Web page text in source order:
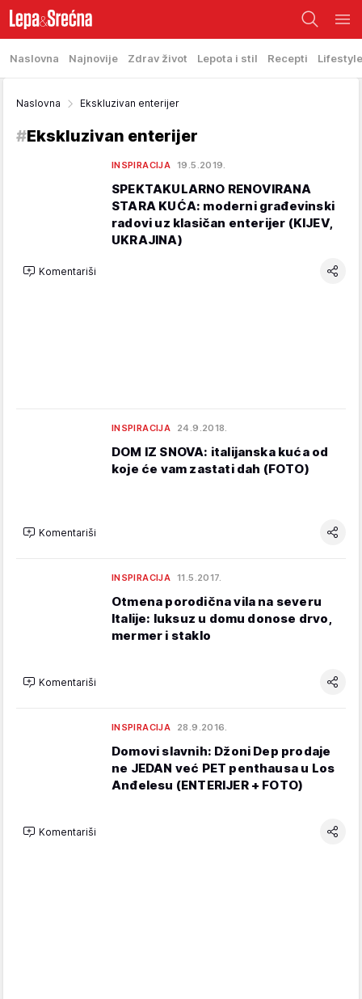
Naslovna Najnovije Zdrav život Lepota i stil Recepti Lifestyle
Naslovna Ekskluzivan enterijer
#Ekskluzivan enterijer
INSPIRACIJA 19.5.2019.
SPEKTAKULARNO RENOVIRANA
STARA KUĆA: moderni građevinski
radovi uz klasičan enterijer (KIJEV,
UKRAJINA)
Komentariši
INSPIRACIJA 24.9.2018.
DOM IZ SNOVA: italijanska kuća od
koje će vam zastati dah (FOTO)
Komentariši
INSPIRACIJA 11.5.2017.
Otmena porodična vila na severu
Italije: luksuz u domu donose drvo,
mermer i staklo
Komentariši
INSPIRACIJA 28.9.2016.
Domovi slavnih: Džoni Dep prodaje
ne JEDAN već PET penthausa u Los
Anđelesu (ENTERIJER + FOTO)
Komentariši